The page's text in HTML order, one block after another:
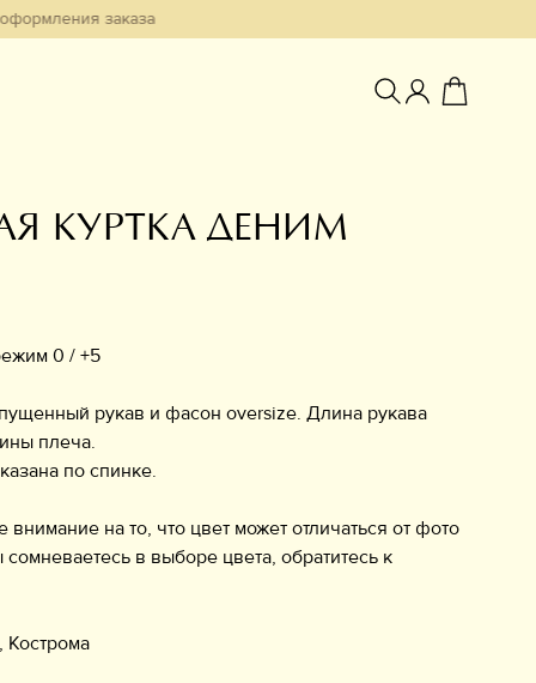
заказа
КУРТКА ДЕНИМ
0 / +5
рукав и фасон oversize. Длина рукава
плеча.
по спинке.
на то, что цвет может отличаться от фото
сомневаетесь в выборе цвета, обратитесь к
Кострома